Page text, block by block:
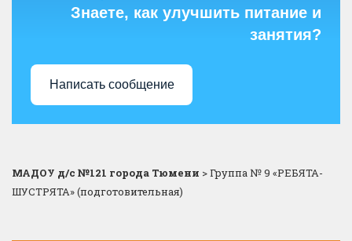
Знаете, как улучшить питание и
занятия?
Написать сообщение
МАДОУ д/с №121 города Тюмени >Группа № 9 «РЕБЯТА-
ШУСТРЯТА» (подготовительная)